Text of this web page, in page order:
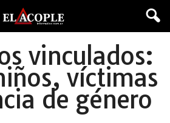
vinculados:
víctimas
de género